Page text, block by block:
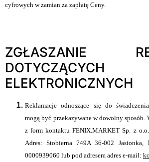
cyfrowych w zamian za zapłatę Ceny.
ZGŁASZANIE
ELEKTRONICZNYCH
Reklamacje odnoszące się do
mogą być przekazywane w dowolny sposób.
z form kontaktu FENIX.MARKET Sp. z
Adres: Stobierna 749A 36-002 Jasionka,
0000939060 lub pod adresem adres e-mail: